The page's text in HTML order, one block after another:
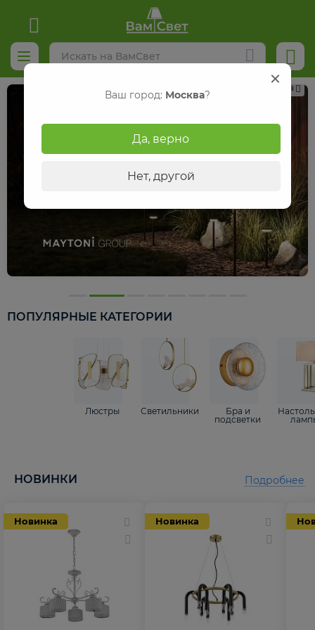
Реклама
ПОПУЛЯРНЫЕ КАТЕГОРИИ
Люстры Светильники
Бра и
подсветки
НОВИНКИ
Новинка Новинка
Подробнее
Ваш город: Москва?
Да, верно
Нет, другой